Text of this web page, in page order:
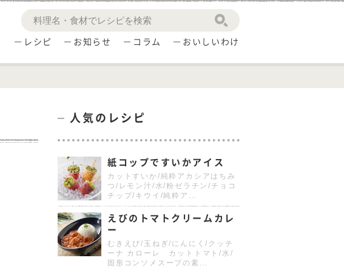
レシピ お知らせ コラム おいしいわけ
人気のレシピ
紙コップですいかアイス
カットすいか/純粋アカシアはちみ
つ/レモン汁/水/粉ゼラチン/チョコ
チップ/キウイ/純粋ア...
えびのトマトクリームカレ
ー
むきえび/玉ねぎ/にんにく/クッチ
ーナ カローレ カットトマト/水/
固形コンソメスープの素...